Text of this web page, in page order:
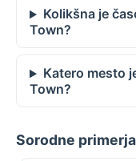
Kolikšna je
Town?
Katero mesto
Town?
Sorodne